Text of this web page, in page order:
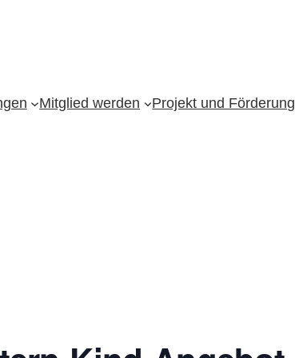
Mitglied werden Projekt und Förderung